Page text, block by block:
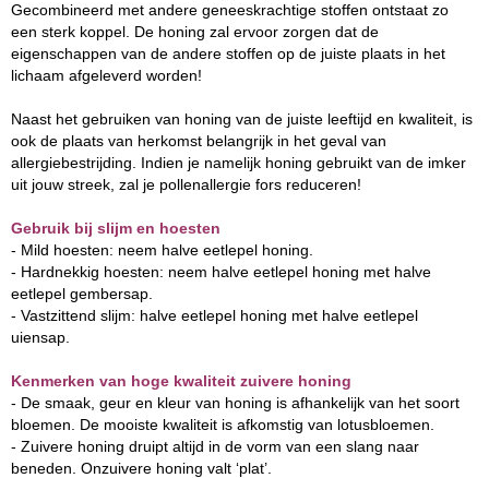
Gecombineerd met andere geneeskrachtige stoffen ontstaat zo
een sterk koppel. De honing zal ervoor zorgen dat de
eigenschappen van de andere stoffen op de juiste plaats in het
lichaam afgeleverd worden!
Naast het gebruiken van honing van de juiste leeftijd en kwaliteit, is
ook de plaats van herkomst belangrijk in het geval van
allergiebestrijding. Indien je namelijk honing gebruikt van de imker
uit jouw streek, zal je pollenallergie fors reduceren!
Gebruik bij slijm en hoesten
- Mild hoesten: neem halve eetlepel honing.
- Hardnekkig hoesten: neem halve eetlepel honing met halve
eetlepel gembersap.
- Vastzittend slijm: halve eetlepel honing met halve eetlepel
uiensap.
Kenmerken van hoge kwaliteit zuivere honing
- De smaak, geur en kleur van honing is afhankelijk van het soort
bloemen. De mooiste kwaliteit is afkomstig van lotusbloemen.
- Zuivere honing druipt altijd in de vorm van een slang naar
beneden. Onzuivere honing valt ‘plat’.